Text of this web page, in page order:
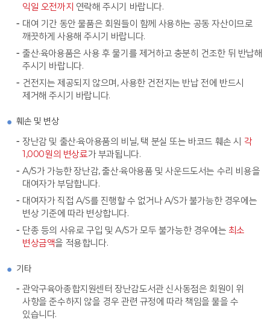
익일 오전까지 연락해 주시기 바랍니다.
대여 기간 동안 물품은 회원들이 함께 사용하는 공동 자산이므로
깨끗하게 사용해 주시기 바랍니다.
출산·육아용품은 사용 후 물기를 제거하고 충분히 건조한 뒤 반납해
주시기 바랍니다.
건전지는 제공되지 않으며, 사용한 건전지는 반납 전에 반드시
제거해 주시기 바랍니다.
훼손 및 변상
장난감 및 출산·육아용품의 비닐, 택 분실 또는 바코드 훼손 시 각
1,000원의 변상료가 부과됩니다.
A/S가 가능한 장난감, 출산·육아용품 및 사운드도서는 수리 비용을
대여자가 부담합니다.
대여자가 직접 A/S를 진행할 수 없거나 A/S가 불가능한 경우에는
변상 기준에 따라 변상합니다.
단종 등의 사유로 구입 및 A/S가 모두 불가능한 경우에는 최소
변상금액을 적용합니다.
기타
관악구육아종합지원센터 장난감도서관 신사동점은 회원이 위
사항을 준수하지 않을 경우 관련 규정에 따라 책임을 물을 수
있습니다.